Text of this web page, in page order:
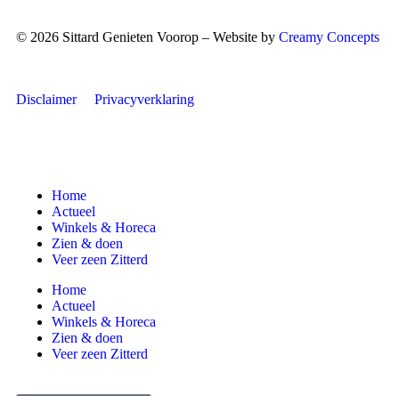
© 2026 Sittard Genieten Voorop – Website by Creamy Concepts
Disclaimer Privacyverklaring
Home
Actueel
Winkels & Horeca
Zien & doen
Veer zeen Zitterd
Home
Actueel
Winkels & Horeca
Zien & doen
Veer zeen Zitterd